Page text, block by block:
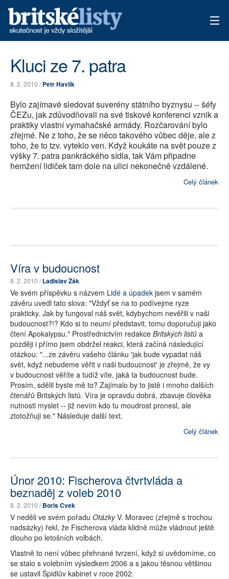
TÉMATA
AUTOŘI
PŘÍSPĚVKY NA PROVOZ
Kluci ze 7. patra
8. 2. 2010 /Petr Havlík
Bylo zajímavé sledovat suverény státního byznysu -- šéfy
ČEZu, jak zdůvodňovali na své tiskové konferenci vznik a
praktiky vlastní vymahačské armády. Rozčarování bylo
zřejmé. Ne z toho, že se něco takového vůbec děje, ale z
toho, že to tzv. vyteklo ven. Když koukáte na svět pouze z
výšky 7. patra pankráckého sídla, tak Vám připadne
hemžení lidiček tam dole na ulici nekonečně vzdálené.
Celý článek
Víra v budoucnost
8. 2. 2010 /Ladislav Žák
Ve svém příspěvku s názvem Lidé a úpadek jsem v samém
závěru uvedl tato slova: "Vždyť se na to podívejme ryze
prakticky. Jak by fungoval náš svět, kdybychom nevěřili v naši
budoucnost?!? Kdo si to neumí představit, tomu doporučuji jako
čtení Apokalypsu." Prostřednictvím redakce Britských listů a
později i přímo jsem obdržel reakci, která začíná následující
otázkou: "...ze závěru vašeho článku 'jak bude vypadat náš
svět, když nebudeme věřit v naši budoucnost' je zřejmě, že vy
v budoucnost věříte a tudíž víte, jaká ta budoucnost bude.
Prosím, sdělil byste mě to? Zajímalo by to jistě i mnoho dalších
čtenářů Britských listů. Víra je opravdu dobrá, zbavuje člověka
nutnosti myslet -- již nevím kdo tu moudrost pronesl, ale
ztotožňuji se." Následuje další text.
Celý článek
Únor 2010: Fischerova čtvrtvláda a
beznaděj z voleb 2010
8. 2. 2010 /Boris Cvek
V neděli ve svém pořadu OtázkyV. Moravec (zřejmě s trochou
nadsázky) řekl, že Fischerova vláda klidně může vládnout ještě
dlouho po letošních volbách.
Vlastně to není vůbec přehnané tvrzení, když si uvědomíme, co
se stalo s volebním výsledkem 2006 a s jakou těsnou většinou
se ustavil Špidlův kabinet v roce 2002.